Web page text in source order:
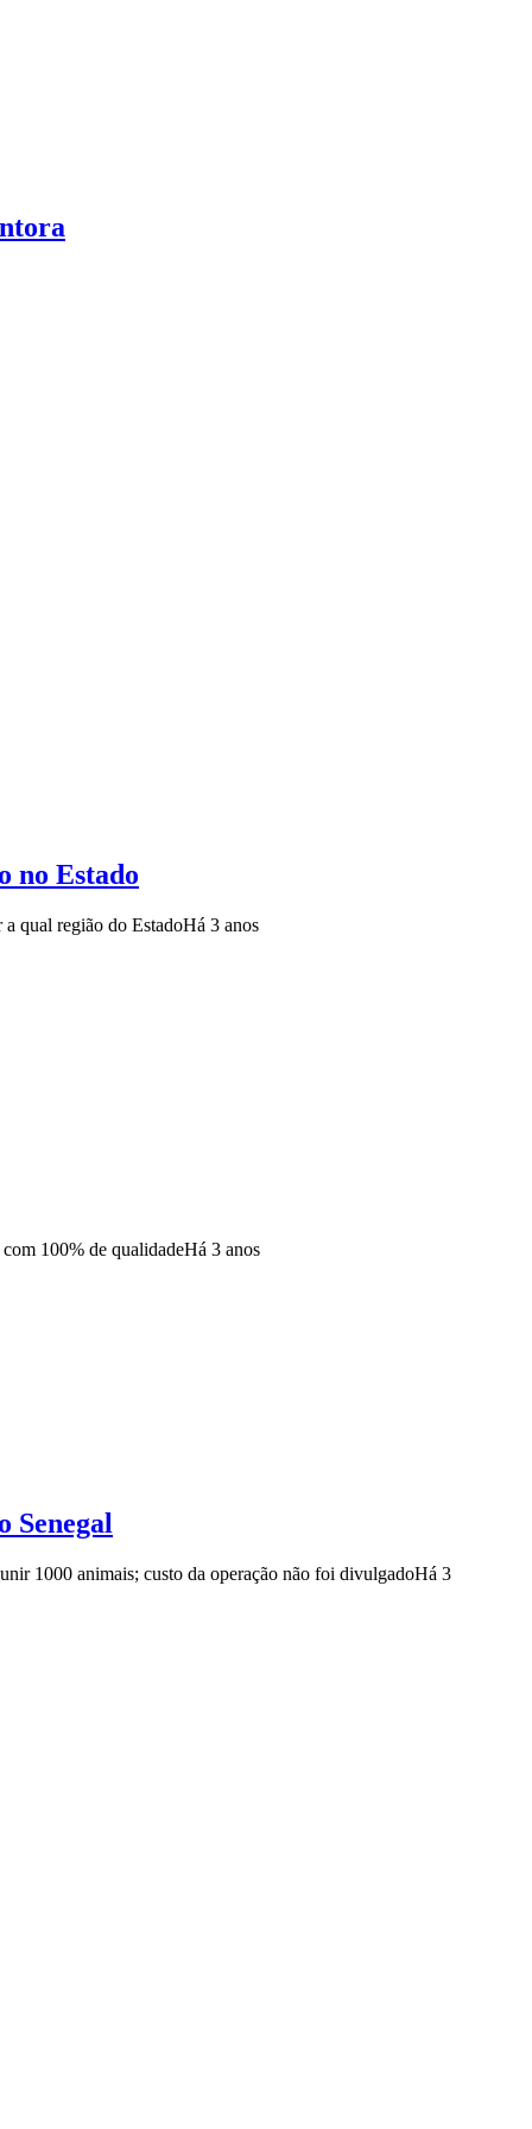
no Estado
qual região do EstadoHá 3 anos
100% de qualidadeHá 3 anos
Senegal
1000 animais; custo da operação não foi divulgadoHá 3